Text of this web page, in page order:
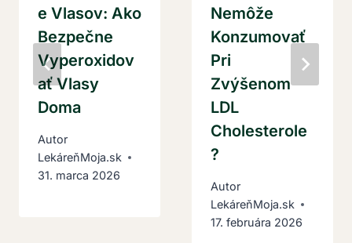
E Vlasov: Ako
Bezpečne
Vyperoxidov
Ať Vlasy
Doma
Autor
LekáreňMoja.sk
31. marca 2026
Nemôže
Konzumovať
Pri
Zvýšenom
LDL
Cholesterole
?
Autor
LekáreňMoja.sk
17. februára 2026